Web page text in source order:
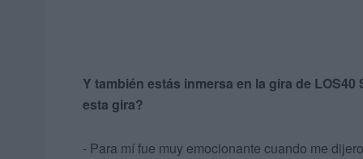
Y también estás inmersa en la gira de
esta gira?
- Para mí fue muy emocionante cuando me